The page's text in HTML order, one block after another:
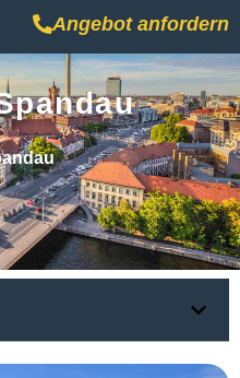
Angebot anfordern